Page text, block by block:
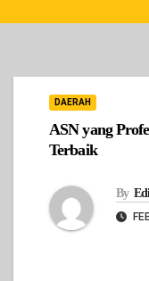
DAERAH
ASN yang
Terbaik
By